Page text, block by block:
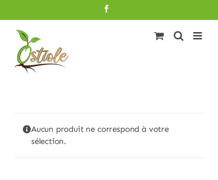
au
contenu
Aucun produit ne correspond à votre
sélection.